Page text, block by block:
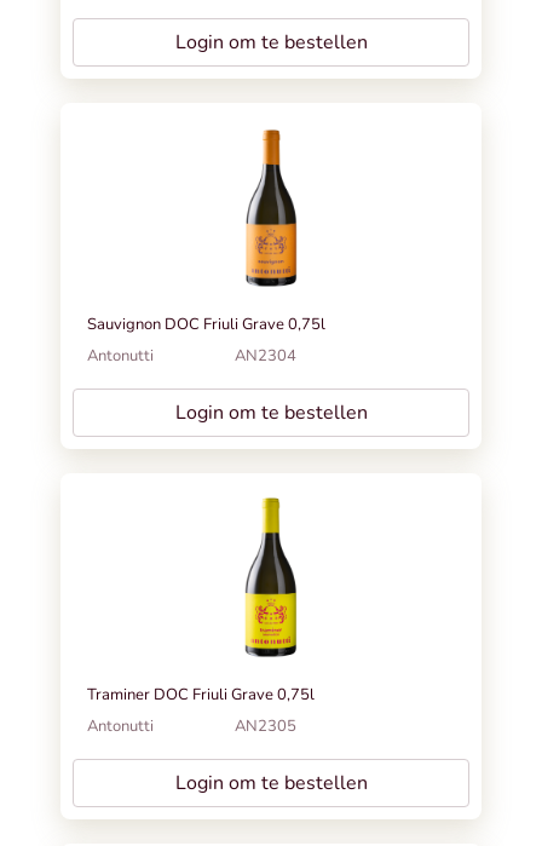
Login om te bestellen
Sauvignon DOC Friuli Grave 0,75l
Antonutti
AN2304
Login om te bestellen
Traminer DOC Friuli Grave 0,75l
Antonutti
AN2305
Login om te bestellen